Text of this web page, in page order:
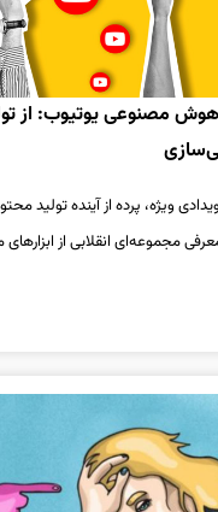
هوش مصنوعی یوتیوب: از
مجموعه‌ای انقلابی از